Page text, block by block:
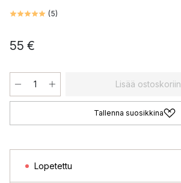
(5)
55 €
Lisää ostoskoriin
Tallenna suosikkina
Lopetettu